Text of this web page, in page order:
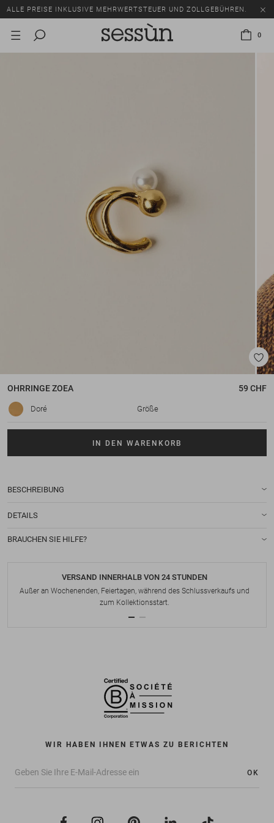
ALLE PREISE INKLUSIVE MEHRWERTSTEUER UND ZOLLGEBÜHREN.
SALE: BIS ZU -50% AUF EINE AUSWAHL AN ARTIKELN.
0
OHRRINGEZOEA 59 CHF
Doré Größe
IN DEN WARENKORB
BESCHREIBUNG
DETAILS
BRAUCHEN SIE HILFE?
VERSAND INNERHALB VON 24 STUNDEN
Außer an Wochenenden, Feiertagen, während des Schlussverkaufs und
zum Kollektionsstart.
WIR HABEN IHNEN ETWAS ZU BERICHTEN
OK